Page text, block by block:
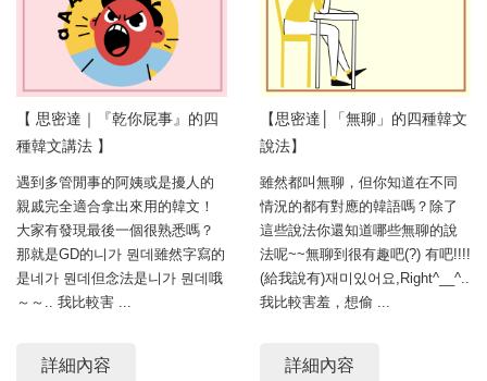
【 思密達｜『乾你屁事』的四
種韓文講法 】⠀
遇到多管閒事的阿姨或是擾人的
親戚完全適合拿出來用的韓文！
大家有發現最後一個很熟悉嗎？
那就是GD的니가 뭔데雖然字寫的
是네가 뭔데但念法是니가 뭔데哦
～～.. 我比較害 ...
詳細內容
【思密達│「無聊」的四種韓文
說法】
雖然都叫無聊，但你知道在不同
情況的都有對應的韓語嗎？除了
這些說法你還知道哪些無聊的說
法呢~~無聊到很有趣吧(?) 有吧!!!!
(給我說有)재미있어요,Right^__^..
我比較害羞，想偷 ...
詳細內容